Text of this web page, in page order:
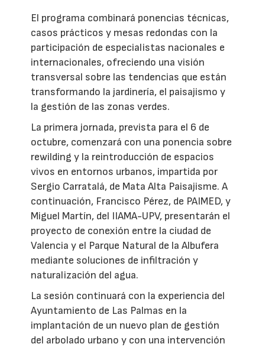
El programa combinará ponencias técnicas,
casos prácticos y mesas redondas con la
participación de especialistas nacionales e
internacionales, ofreciendo una visión
transversal sobre las tendencias que están
transformando la jardinería, el paisajismo y
la gestión de las zonas verdes.
La primera jornada, prevista para el 6 de
octubre, comenzará con una ponencia sobre
rewilding y la reintroducción de espacios
vivos en entornos urbanos, impartida por
Sergio Carratalá, de Mata Alta Paisajisme. A
continuación, Francisco Pérez, de PAIMED, y
Miguel Martín, del IIAMA-UPV, presentarán el
proyecto de conexión entre la ciudad de
Valencia y el Parque Natural de la Albufera
mediante soluciones de infiltración y
naturalización del agua.
La sesión continuará con la experiencia del
Ayuntamiento de Las Palmas en la
implantación de un nuevo plan de gestión
del arbolado urbano y con una intervención